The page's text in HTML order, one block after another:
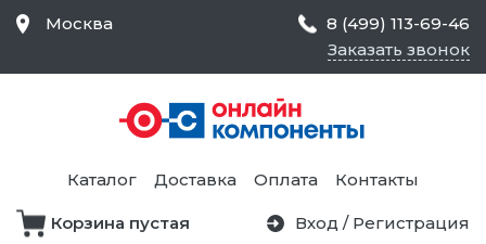
Москва
8 (499) 113-69-46
Заказать звонок
Каталог Доставка Оплата Контакты
Корзина пустая Вход / Регистрация
Средства Контроля
Статического
Электричества и
Безопасности,
Товары для Чистых